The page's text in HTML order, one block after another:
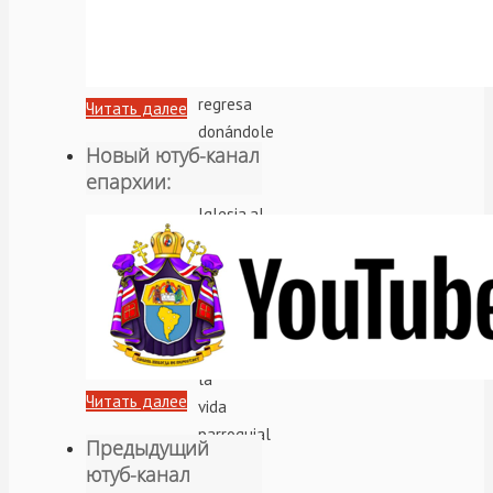
regresa
donándole
a
Iglesia,al
cumplirse
los
diez
años
de
la
vida
parroquial
en
Читать далее
Новый ютуб-канал
епархии:
Читать далее
Предыдущий
ютуб-канал